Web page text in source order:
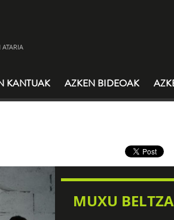
KANTUAK AZKEN BIDEOAK
MUXU BELTZA